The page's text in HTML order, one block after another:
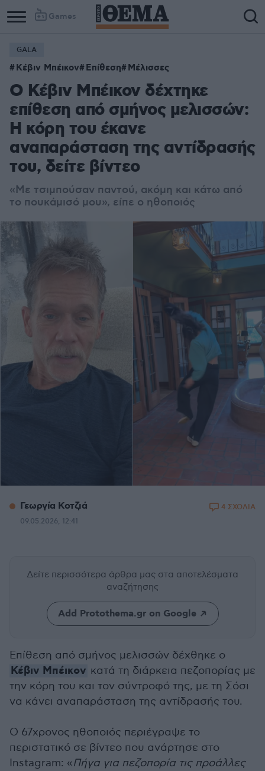
Games
GALA
Κέβιν Μπέικον Επίθεση Μέλισσες
Ο Κέβιν Μπέικον δέχτηκε
επίθεση από σμήνος μελισσών:
Η κόρη του έκανε
αναπαράσταση της αντίδρασής
του, δείτε βίντεο
«Με τσιμπούσαν παντού, ακόμη και κάτω από
το πουκάμισό μου», είπε ο ηθοποιός
Γεωργία Κοτζιά
09.05.2026, 12:41
4 ΣΧΟΛΙΑ
Δείτε περισσότερα άρθρα μας στα αποτελέσματα
αναζήτησης
Add Protothema.gr on Google
Επίθεση από σμήνος μελισσών δέχθηκε ο
Κέβιν Μπέικον κατά τη διάρκεια πεζοπορίας με
την κόρη του και τον σύντροφό της, με τη Σόσι
να κάνει αναπαράσταση της αντίδρασής του.
Ο 67χρονος ηθοποιός περιέγραψε το
περιστατικό σε βίντεο που ανάρτησε στο
Instagram: «Πήγα για πεζοπορία τις προάλλες